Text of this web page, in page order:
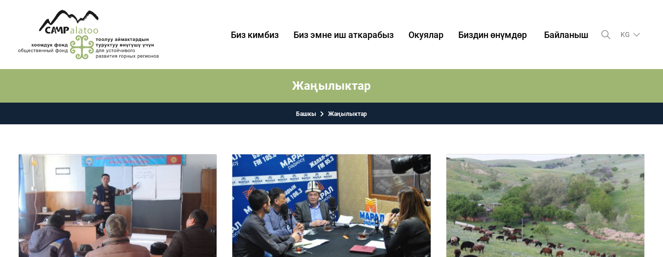
Биз кимбиз Биз эмне иш аткарабыз Окуялар Биздин өнүмдөр Байланыш KG
Жаңылыктар
Башкы Жаңылыктар